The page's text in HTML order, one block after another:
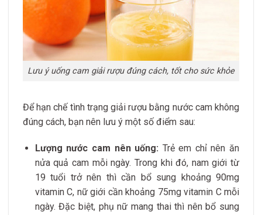
Lưu ý uống cam giải rượu đúng cách, tốt cho sức khỏe
Để hạn chế tình trạng giải rượu bằng nước cam không
đúng cách, bạn nên lưu ý một số điểm sau:
Lượng nước cam nên uống: Trẻ em chỉ nên ăn
nửa quả cam mỗi ngày. Trong khi đó, nam giới từ
19 tuổi trở nên thì cần bổ sung khoảng 90mg
vitamin C, nữ giới cần khoảng 75mg vitamin C mỗi
ngày. Đặc biệt, phụ nữ mang thai thì nên bổ sung